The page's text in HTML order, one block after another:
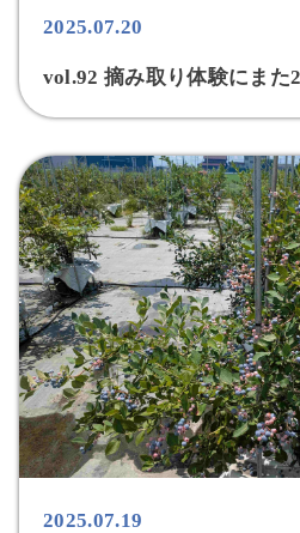
2025.07.20
vol.92 摘み取り体験にまた
2025.07.19